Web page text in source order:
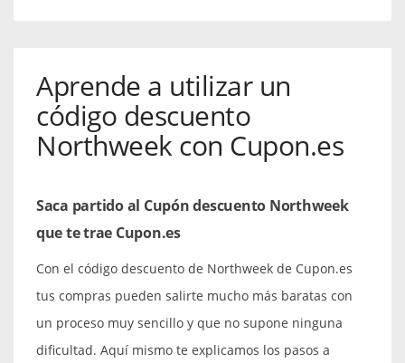
Aprende a utilizar un
código descuento
Northweek con Cupon.es
Saca partido al Cupón descuento Northweek
que te trae Cupon.es
Con el código descuento de Northweek de Cupon.es
tus compras pueden salirte mucho más baratas con
un proceso muy sencillo y que no supone ninguna
dificultad. Aquí mismo te explicamos los pasos a